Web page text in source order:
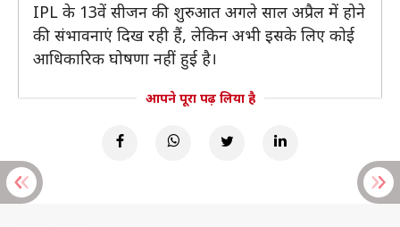
IPL के 13वें सीजन की शुरुआत अगले साल अप्रैल में होने
की संभावनाएं दिख रही हैं, लेकिन अभी इसके लिए कोई
आधिकारिक घोषणा नहीं हुई है।
आपने पूरा पढ़ लिया है